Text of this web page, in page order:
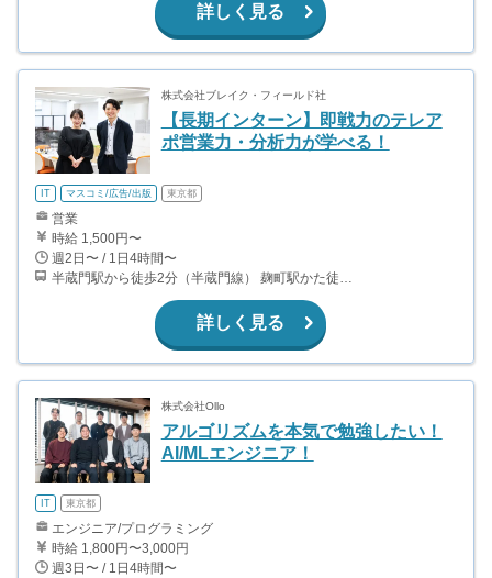
詳しく見る
株式会社ブレイク・フィールド社
【長期インターン】即戦力のテレア
ポ営業力・分析力が学べる！
IT マスコミ/広告/出版 東京都
営業
時給 1,500円〜
週2日〜 / 1日4時間〜
詳しく見る
株式会社Ollo
アルゴリズムを本気で勉強したい！
AI/MLエンジニア！
IT 東京都
エンジニア/プログラミング
時給 1,800円〜3,000円
週3日〜 / 1日4時間〜